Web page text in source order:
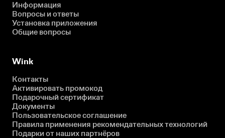
Информация
Вопросы и ответы
Установка приложения
Общие вопросы
Wink
Контакты
Активировать промокод
Подарочный сертификат
Документы
Пользовательское соглашение
Правила применения рекомендательных технологий
Подарки от наших партнёров